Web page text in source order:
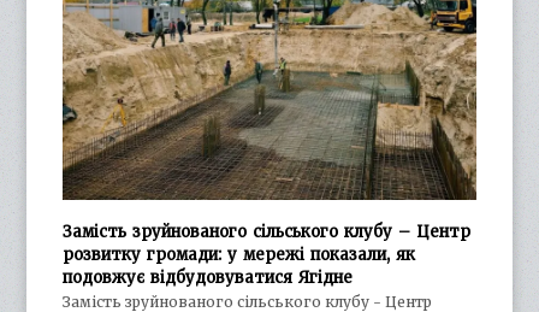
Замість зруйнованого сільського клубу – Центр
розвитку громади: у мережі показали, як
подовжує відбудовуватися Ягідне
Замість зруйнованого сільського клубу - Центр